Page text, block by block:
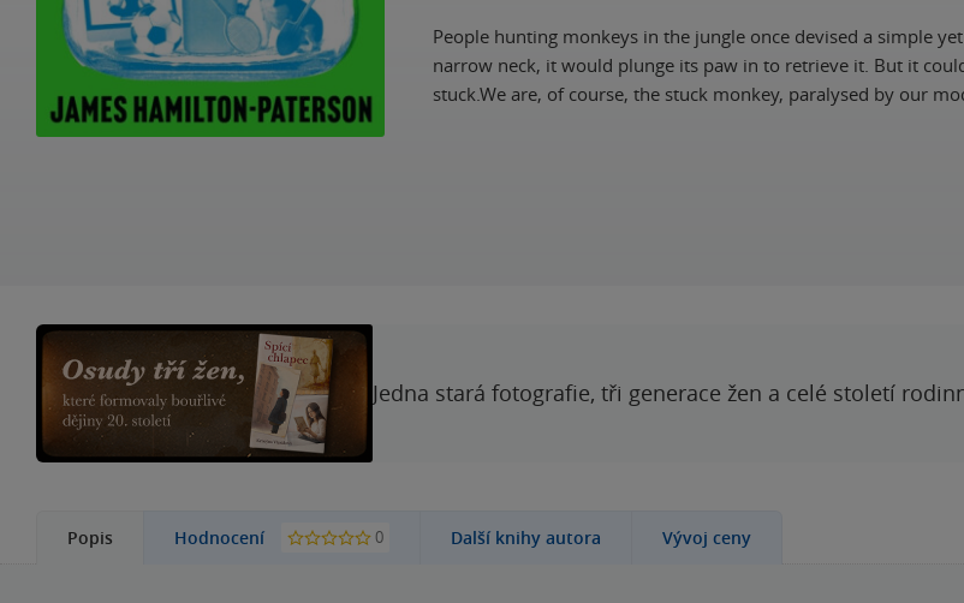
People hunting monkeys in the jungle once devised a simple
narrow neck, it would plunge its paw in to retrieve it. But it
stuck.We are, of course, the stuck monkey, paralysed by our
Jedna stará fotografie, tři generace žen a celé století
Popis Hodnocení 0 Další knihy autora Vývoj ceny